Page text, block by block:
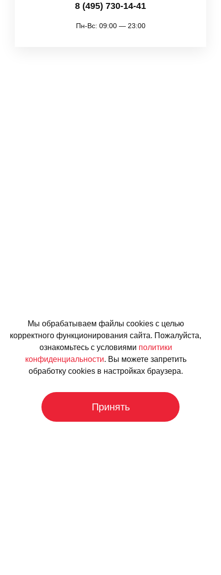
Мы обрабатываем файлы cookies с целью
корректного функционирования сайта. Пожалуйста,
ознакомьтесь с условиями политики
конфиденциальности. Вы можете запретить
обработку cookies в настройках браузера.
Принять
8 (495) 730-14-41
Пн-Вс: 09:00 — 23:00